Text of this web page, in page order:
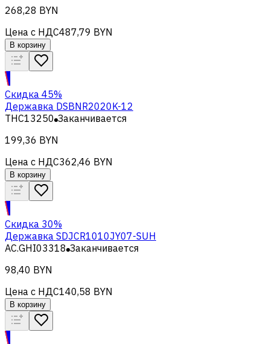
268,28 BYN
Цена с НДС487,79 BYN
В корзину
Скидка 45%
Державка DSBNR2020K-12
THC13250 Заканчивается
199,36 BYN
Цена с НДС362,46 BYN
В корзину
Скидка 30%
Державка SDJCR1010JY07-SUH
AC.GHI03318 Заканчивается
98,40 BYN
Цена с НДС140,58 BYN
В корзину